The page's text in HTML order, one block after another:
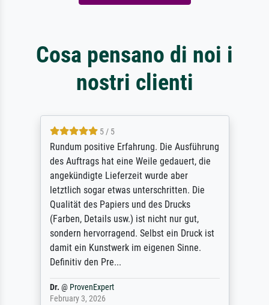
Cosa pensano di noi i
nostri clienti
5 / 5
Rundum positive Erfahrung. Die Ausführung
des Auftrags hat eine Weile gedauert, die
angekündigte Lieferzeit wurde aber
letztlich sogar etwas unterschritten. Die
Qualität des Papiers und des Drucks
(Farben, Details usw.) ist nicht nur gut,
sondern hervorragend. Selbst ein Druck ist
damit ein Kunstwerk im eigenen Sinne.
Definitiv den Pre...
Dr. @ ProvenExpert
February 3, 2026